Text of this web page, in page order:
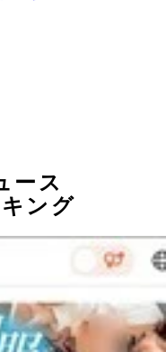
ース
ング